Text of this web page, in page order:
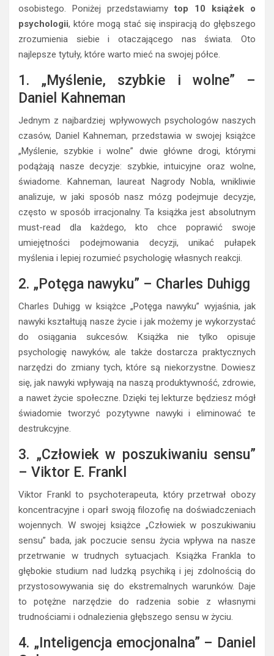
osobistego. Poniżej przedstawiamytop 10 książek o
psychologii, które mogą stać się inspiracją do głębszego
zrozumienia siebie i otaczającego nas świata. Oto
najlepsze tytuły, które warto mieć na swojej półce.
1. „Myślenie, szybkie i wolne” –
Daniel Kahneman
Jednym z najbardziej wpływowych psychologów naszych
czasów, Daniel Kahneman, przedstawia w swojej książce
„Myślenie, szybkie i wolne” dwie główne drogi, którymi
podążają nasze decyzje: szybkie, intuicyjne oraz wolne,
świadome. Kahneman, laureat Nagrody Nobla, wnikliwie
analizuje, w jaki sposób nasz mózg podejmuje decyzje,
często w sposób irracjonalny. Ta książka jest absolutnym
must-read dla każdego, kto chce poprawić swoje
umiejętności podejmowania decyzji, unikać pułapek
myślenia i lepiej rozumieć psychologię własnych reakcji.
2. „Potęga nawyku” – Charles Duhigg
Charles Duhigg w książce „Potęga nawyku” wyjaśnia, jak
nawyki kształtują nasze życie i jak możemy je wykorzystać
do osiągania sukcesów. Książka nie tylko opisuje
psychologię nawyków, ale także dostarcza praktycznych
narzędzi do zmiany tych, które są niekorzystne. Dowiesz
się, jak nawyki wpływają na naszą produktywność, zdrowie,
a nawet życie społeczne. Dzięki tej lekturze będziesz mógł
świadomie tworzyć pozytywne nawyki i eliminować te
destrukcyjne.
3. „Człowiek w poszukiwaniu sensu”
– Viktor E. Frankl
Viktor Frankl to psychoterapeuta, który przetrwał obozy
koncentracyjne i oparł swoją filozofię na doświadczeniach
wojennych. W swojej książce „Człowiek w poszukiwaniu
sensu” bada, jak poczucie sensu życia wpływa na nasze
przetrwanie w trudnych sytuacjach. Książka Frankla to
głębokie studium nad ludzką psychiką i jej zdolnością do
przystosowywania się do ekstremalnych warunków. Daje
to potężne narzędzie do radzenia sobie z własnymi
trudnościami i odnalezienia głębszego sensu w życiu.
4. „Inteligencja emocjonalna” – Daniel